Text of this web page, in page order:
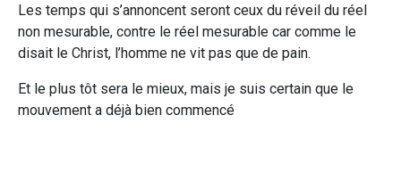
Les temps qui s’annoncent seront ceux du réveil du réel
non mesurable, contre le réel mesurable car comme le
disait le Christ, l’homme ne vit pas que de pain.
Et le plus tôt sera le mieux, mais je suis certain que le
mouvement a déjà bien commencé